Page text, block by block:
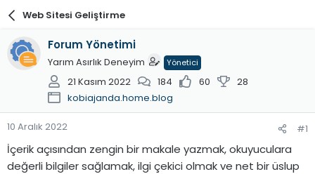
Web Sitesi Geliştirme
Forum Yönetimi
Yarım Asırlık Deneyim Yönetici
21 Kasım 2022 184 60
28
kobiajanda.home.blog
10 Aralık 2022 #1
İçerik açısından zengin bir makale yazmak, okuyuculara
değerli bilgiler sağlamak, ilgi çekici olmak ve net bir üslup